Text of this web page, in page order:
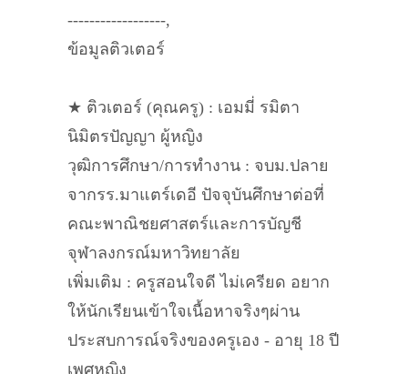
------------------,
ข้อมูลติวเตอร์
★ ติวเตอร์ (คุณครู) : เอมมี่ รมิตา
นิมิตรปัญญา ผู้หญิง
วุฒิการศึกษา/การทำงาน : จบม.ปลาย
จากรร.มาแตร์เดอี ปัจจุบันศึกษาต่อที่
คณะพาณิชยศาสตร์และการบัญชี
จุฬาลงกรณ์มหาวิทยาลัย
เพิ่มเติม : ครูสอนใจดี ไม่เครียด อยาก
ให้นักเรียนเข้าใจเนื้อหาจริงๆผ่าน
ประสบการณ์จริงของครูเอง - อายุ 18 ปี
เพศหญิง